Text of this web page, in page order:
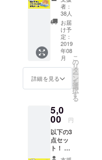
ろしイ
ラスト
付きお
礼メー
感謝祭
会場内
に支援
者のお
名前掲
載 ※②
必ず備
考欄に
掲載す
るお名
前をご
記入く
ださ
者：
38人
お届
け予
定：
2019
年08
月
詳細を見る
こ
の
リ
タ
ー
ン
を
選
択
す
る
5,0
00 円
以下の3
点セッ
ト！ ①
描き下